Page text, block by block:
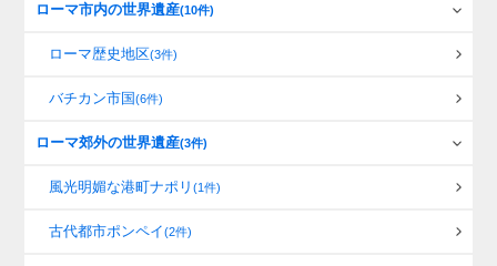
ローマ市内の世界遺産(10件)
ローマ歴史地区(3件)
バチカン市国(6件)
ローマ郊外の世界遺産(3件)
風光明媚な港町ナポリ(1件)
古代都市ポンペイ(2件)